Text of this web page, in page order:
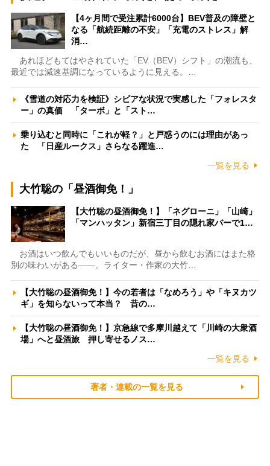
【4ヶ月間で受注累計6000台】BEV普及の障壁と
なる「航続距離の不安」「充電のストレス」解
消…
あれほどもてはやされていた「EV（BEV）シフト」の潮流も、
最近では減速基調になっているように見える。…
《雪道の対応力を検証》シビアな状況で実感した「フォレスタ
ー」の真価 「ターボ」と「スト…
乗り込むと同時に「これが軽？」と戸惑うのには理由があっ
た 「日産ルークス」さらなる躍進…
一覧を見る
大竹聡の「昼酒御免！」
【大竹聡の昼酒御免！】「ネグローニ」「山崎」
「マンハッタン」新宿三丁目の隠れ家バーで1…
お酒はいつ飲んでもいいものだが、昼から飲むお酒にはまた格
別の味わいがある――。ライター・作家の大竹…
【大竹聡の昼酒御免！】今の若者は「なめろう」や「キヌカツ
ギ」を知らないって本当？ 昔の…
【大竹聡の昼酒御免！】京急線で多摩川越えて「川崎の大衆酒
場」へと昼酒旅 押し寄せるノス…
一覧を見る
著者・連載の一覧を見る